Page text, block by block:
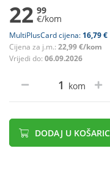
22 99
€/kom
MultiPlusCard cijena: 16,79 €
Cijena za j.m.: 22,99 €/kom
Vrijedi do: 06.09.2026
kom
DODAJ U